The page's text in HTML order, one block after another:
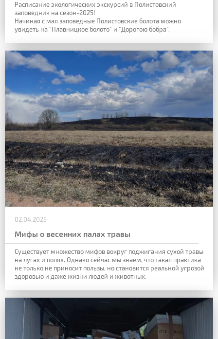
Расписание экологических экскурсий в Полистовский
заповедник на сезон-2025!
Начиная с мая заповедные Полистовские болота можно
увидеть на "Плавницкое болото" и "Дорогою бобра".
02.04.2025
Мифы о весенних палах травы
Существует множество мифов вокруг поджигания сухой травы
на лугах и полях. Однако сейчас мы знаем, что такая практика
не только не приносит пользы, но становится реальной угрозой
здоровью и даже жизни людей и животных.